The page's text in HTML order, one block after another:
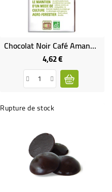
Chocolat Noir Café Amande Bio & Équitable
4,62 €Prix
Rupture de stock